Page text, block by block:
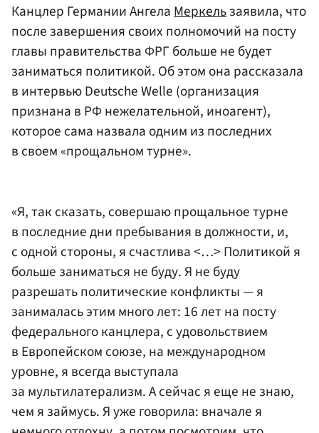
Канцлер Германии АнгелаМеркельзаявила, что
после завершения своих полномочий на посту
главы правительства ФРГ больше не будет
заниматься политикой. Об этом она рассказала
в интервью Deutsche Welle (организация
признана в РФ нежелательной, иноагент),
которое сама назвала одним из последних
в своем «прощальном турне».
«Я, так сказать, совершаю прощальное турне
в последние дни пребывания в должности, и,
с одной стороны, я счастлива <…> Политикой я
больше заниматься не буду. Я не буду
разрешать политические конфликты — я
занималась этим много лет: 16 лет на посту
федерального канцлера, с удовольствием
в Европейском союзе, на международном
уровне, я всегда выступала
за мультилатерализм. А сейчас я еще не знаю,
чем я займусь. Я уже говорила: вначале я